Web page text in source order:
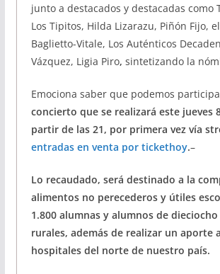
junto a destacados y destacadas como
Los Tipitos, Hilda Lizarazu, Piñón Fijo,
Baglietto-Vitale, Los Auténticos
Vázquez, Ligia Piro, sintetizando la
Emociona saber que podemos
concierto que se realizará este jueves
partir de las 21, por primera vez vía
entradas en venta por tickethoy.–
Lo recaudado, será destinado a la
alimentos no perecederos y útiles
1.800 alumnas y alumnos de dieciocho
rurales, además de realizar un aporte
hospitales del norte de nuestro país.